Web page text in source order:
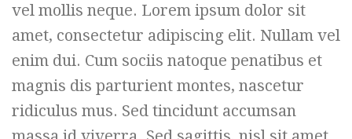
vel mollis neque. Lorem ipsum dolor sit
amet, consectetur adipiscing elit. Nullam vel
enim dui. Cum sociis natoque penatibus et
magnis dis parturient montes, nascetur
ridiculus mus. Sed tincidunt accumsan